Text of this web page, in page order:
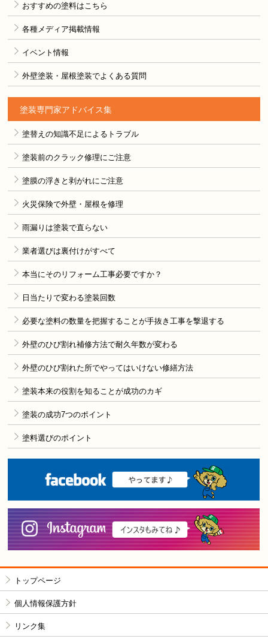
おすすめの塗料はこちら
各種メディア掲載情報
イベント情報
外壁塗装・屋根塗装でよくある質問
塗装専門家アドバイス集
塗替えの知識不足によるトラブル
塗装前のクラック修理にご注意
塗膜の浮きと剥がれにご注意
火災保険で外壁・屋根を修理
雨漏りは塗装で直らない
業者選びは裏付けがすべて
本当にそのリフォーム工事必要ですか？
日当たりで変わる塗装回数
必要な塗料の数量を把握することが手抜き工事を撃退する
外壁のひび割れ補修方法で耐久年数が変わる
外壁のひび割れた所でやってはいけない修繕方法
塗装本来の役割を知ることが成功のカギ
塗装の成功7つのポイント
塗料選びのポイント
トップページ
個人情報保護方針
リンク集